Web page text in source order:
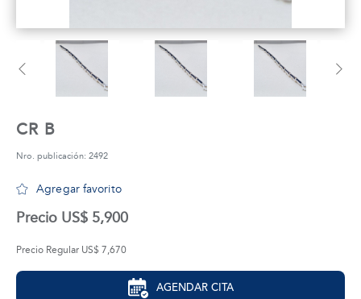
CR B
Nro. publicación: 2492
Agregar favorito
Precio US$ 5,900
Precio Regular US$ 7,670
AGENDAR CITA